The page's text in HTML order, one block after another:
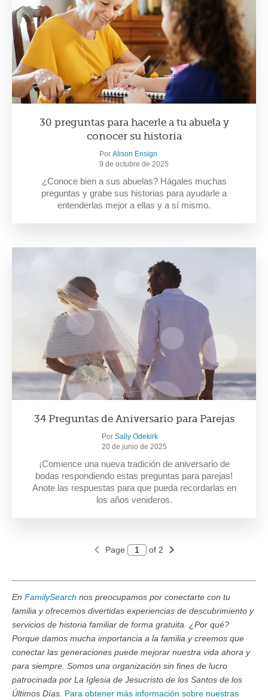
30 preguntas para hacerle a tu abuela y
conocer su historia
Por Alison Ensign
9 de octubre de 2025
¿Conoce bien a sus abuelas? Hágales muchas
preguntas y grabe sus historias para ayudarle a
entenderlas mejor a ellas y a sí mismo.
34 Preguntas de Aniversario para Parejas
Por Sally Odekirk
20 de junio de 2025
¡Comience una nueva tradición de aniversario de
bodas respondiendo estas preguntas para parejas!
Anote las respuestas para que pueda recordarlas en
los años venideros.
Page of 2
En FamilySearch nos preocupamos por conectarte con tu
familia y ofrecemos divertidas experiencias de descubrimiento y
servicios de historia familiar de forma gratuita. ¿Por qué?
Porque damos mucha importancia a la familia y creemos que
conectar las generaciones puede mejorar nuestra vida ahora y
para siempre. Somos una organización sin fines de lucro
patrocinada por La Iglesia de Jesucristo de los Santos de los
Últimos Días. Para obtener más información sobre nuestras